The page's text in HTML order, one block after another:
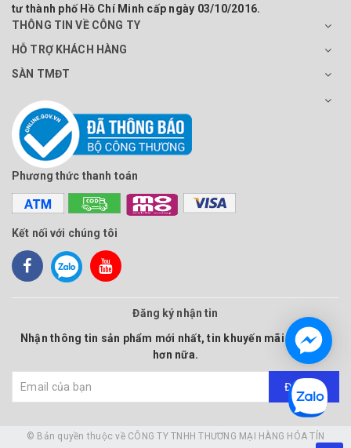
tư thành phố Hồ Chí Minh cấp ngày 03/10/2016.
THÔNG TIN VỀ CÔNG TY
HỖ TRỢ KHÁCH HÀNG
SÀN TMĐT
Phương thức thanh toán
Kết nối với chúng tôi
Đăng ký nhận tin
Nhận thông tin sản phẩm mới nhất, tin khuyến mãi và nhiều
hơn nữa.
Đăng ký
© Bản quyền thuộc về CÔNG TY TNHH THƯƠNG MẠI HÀNG HÓA TÍN